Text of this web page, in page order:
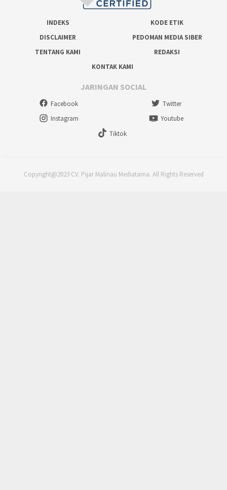
INDEKS
KODE ETIK
DISCLAIMER
PEDOMAN MEDIA SIBER
TENTANG KAMI
REDAKSI
KONTAK KAMI
JARINGAN SOCIAL
Facebook
Twitter
Instagram
Youtube
Tiktok
Copyright@2023 CV. Pijar Malinau Mediatama. All Rights Reserved